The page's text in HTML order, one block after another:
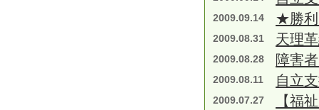
2009.09.14 ★勝
2009.08.31 天理
2009.08.28 障害
2009.08.11 自立
2009.07.27
【福